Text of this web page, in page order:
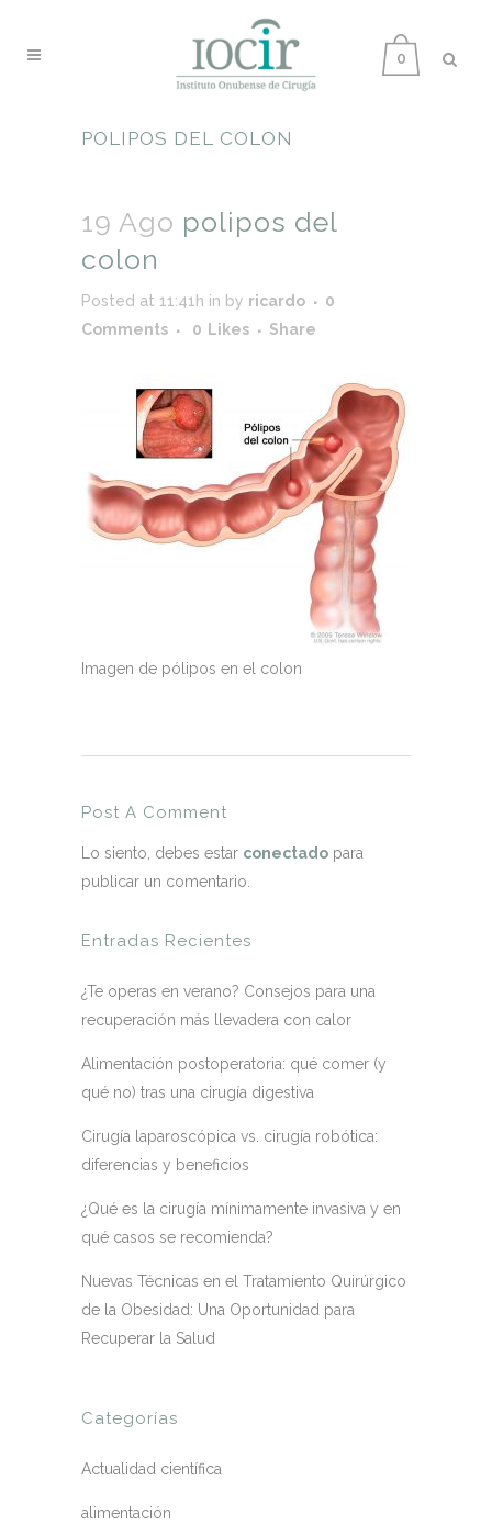
0
POLIPOS DEL COLON
19 Ago polipos del
colon
Posted at 11:41h in by ricardo
0
Comments
0 Likes Share
Imagen de pólipos en el colon
Post A Comment
Lo siento, debes estar conectado para
publicar un comentario.
Entradas Recientes
¿Te operas en verano? Consejos para una
recuperación más llevadera con calor
Alimentación postoperatoria: qué comer (y
qué no) tras una cirugía digestiva
Cirugía laparoscópica vs. cirugía robótica:
diferencias y beneficios
¿Qué es la cirugía mínimamente invasiva y en
qué casos se recomienda?
Nuevas Técnicas en el Tratamiento Quirúrgico
de la Obesidad: Una Oportunidad para
Recuperar la Salud
Categorías
Actualidad científica
alimentación